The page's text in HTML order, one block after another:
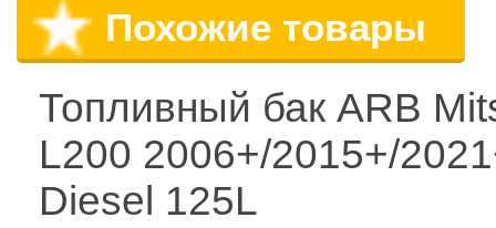
Похожие товары
Топливный бак ARB
L200 2006+/2015+/
Diesel 125L